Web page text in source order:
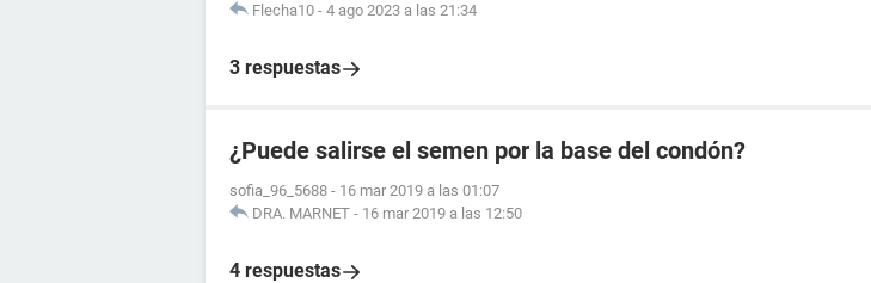
Flecha10 - 4 ago 2023 a las 21:34
3 respuestas
¿Puede salirse el semen por la base del condón?
sofia_96_5688 - 16 mar 2019 a las 01:07
DRA. MARNET - 16 mar 2019 a las 12:50
4 respuestas